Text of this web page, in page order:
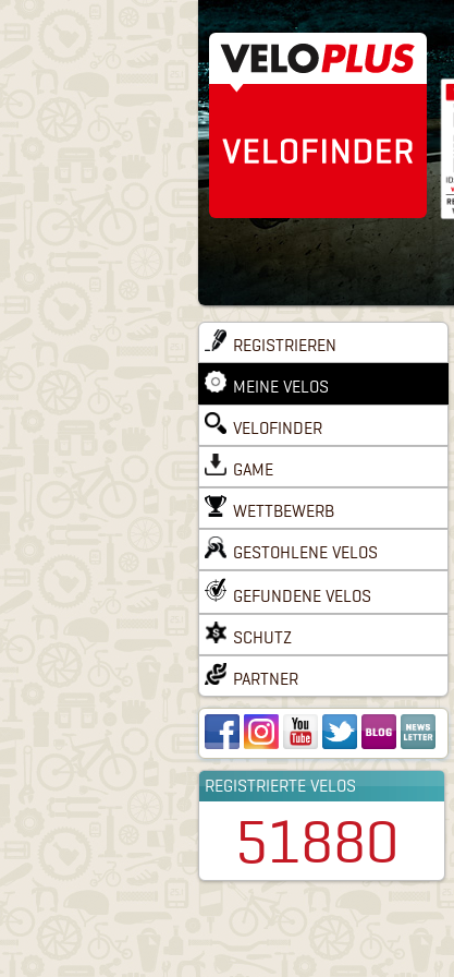
REGISTRIEREN
MEINE VELOS
VELOFINDER
GAME
WETTBEWERB
GESTOHLENE VELOS
GEFUNDENE VELOS
SCHUTZ
PARTNER
REGISTRIERTE VELOS
51880